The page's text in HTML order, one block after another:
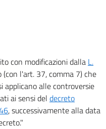
dell'ufficio
con modificazioni dalla L.
(con l'art. 37, comma 7) che
applicano alle controversie
ai sensi del decreto
, successivamente alla data